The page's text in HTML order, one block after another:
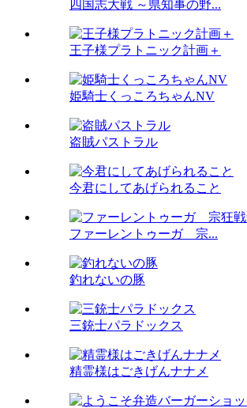
四国志大戦 ～県知事の野...
王子様プラトニック計画＋
姫騎士くっころちゃんNV
盗賊パストラル
今君にしてあげられること
ファーレントゥーガ 宗...
釣れないの豚
三銃士パラドックス
精霊様はごきげんナナメ